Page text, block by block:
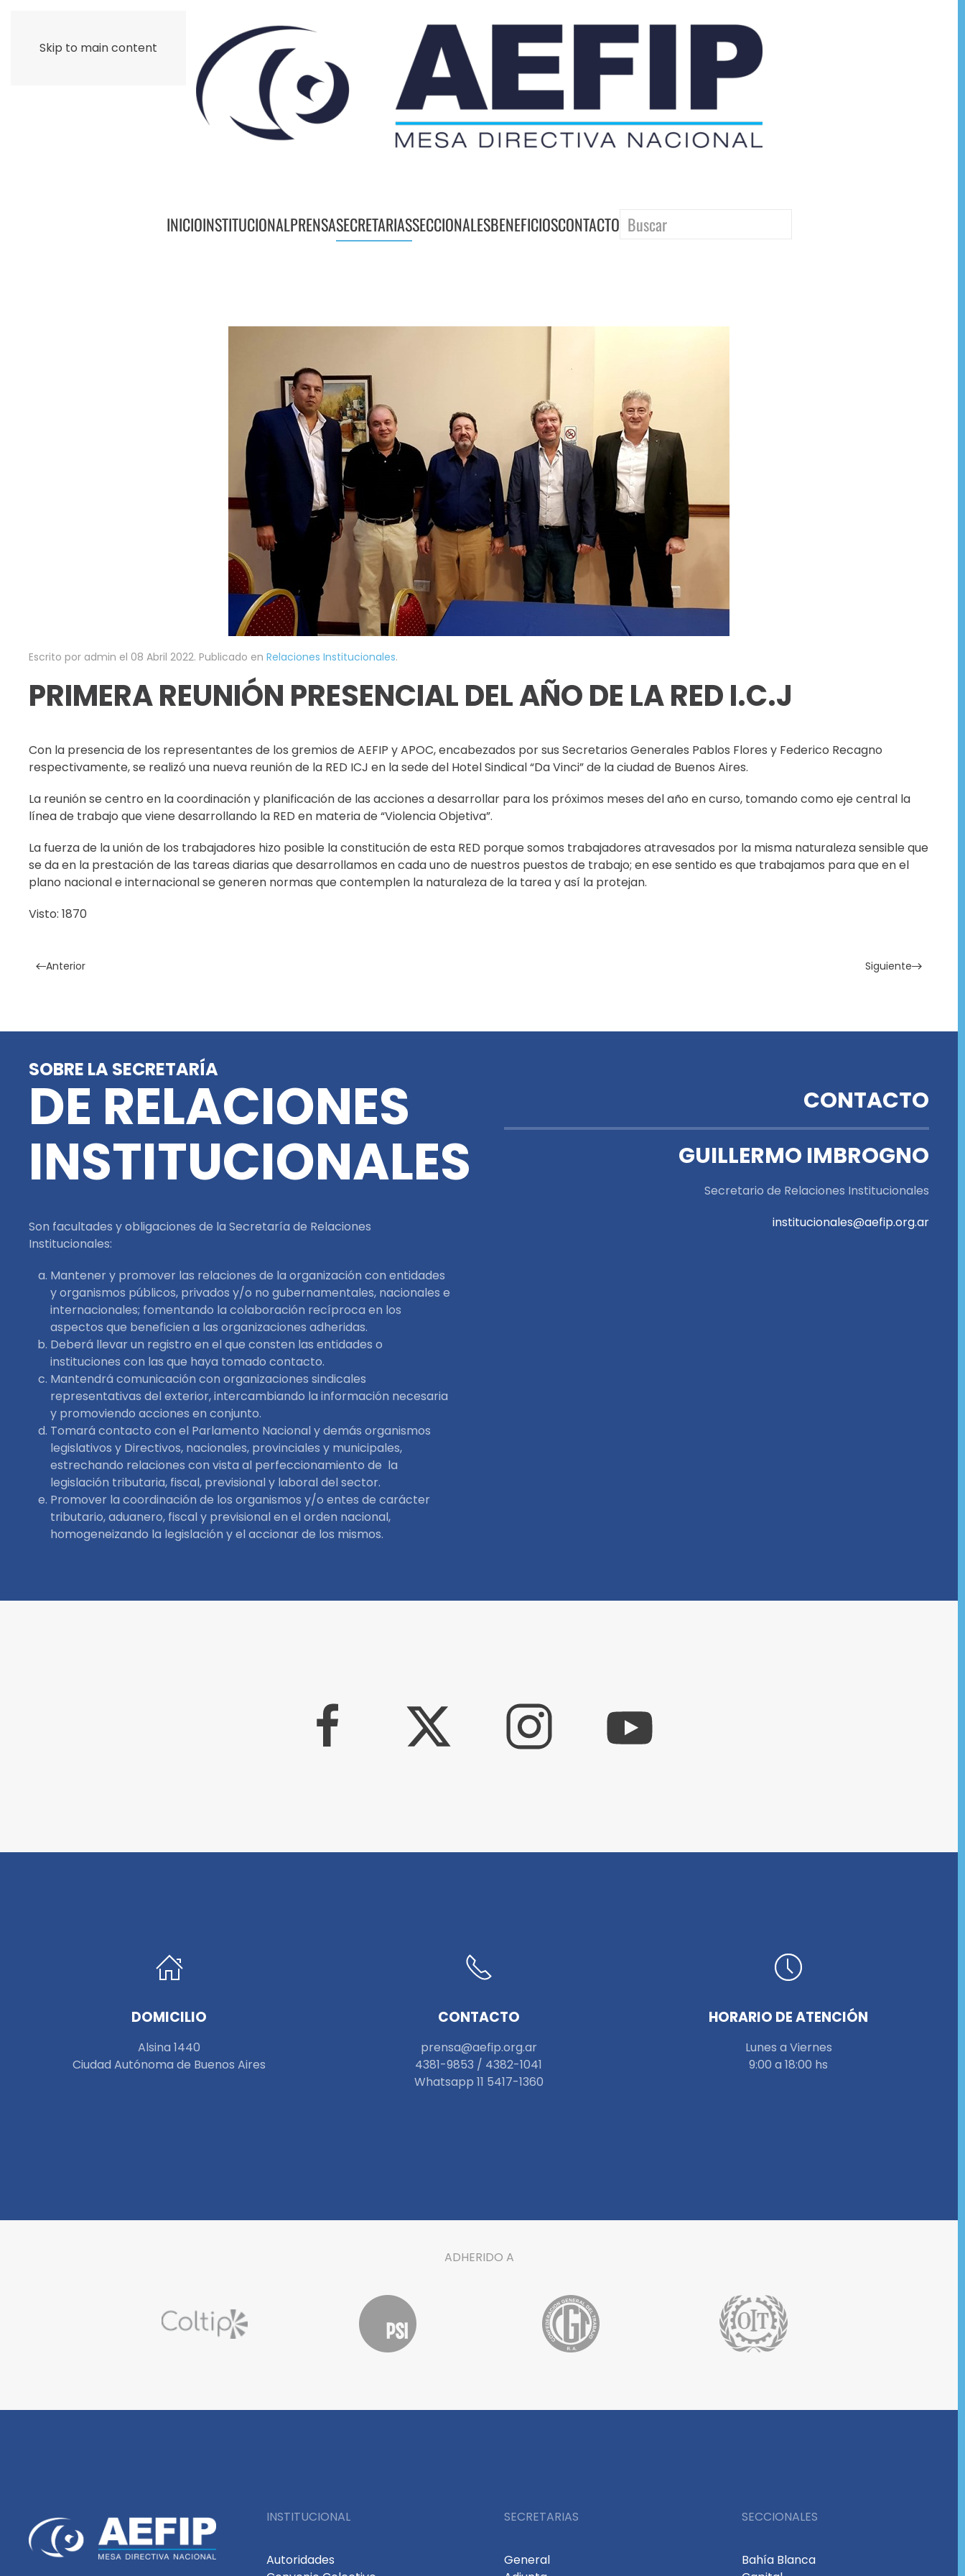
Skip to main content
INICIOINSTITUCIONALPRENSASECRETARIASSECCIONALESBENEFICIOSCONTACTO
Escrito por admin el 08 Abril 2022. Publicado en Relaciones Institucionales.
PRIMERA REUNIÓN PRESENCIAL DEL AÑO DE LA RED I.C.J
Con la presencia de los representantes de los gremios de AEFIP y APOC, encabezados por sus Secretarios Generales Pablos Flores y Federico Recagno
respectivamente, se realizó una nueva reunión de la RED ICJ en la sede del Hotel Sindical “Da Vinci” de la ciudad de Buenos Aires.
La reunión se centro en la coordinación y planificación de las acciones a desarrollar para los próximos meses del año en curso, tomando como eje central la
línea de trabajo que viene desarrollando la RED en materia de “Violencia Objetiva”.
La fuerza de la unión de los trabajadores hizo posible la constitución de esta RED porque somos trabajadores atravesados por la misma naturaleza sensible que
se da en la prestación de las tareas diarias que desarrollamos en cada uno de nuestros puestos de trabajo; en ese sentido es que trabajamos para que en el
plano nacional e internacional se generen normas que contemplen la naturaleza de la tarea y así la protejan.
Visto: 1870
Anterior Siguiente
SOBRE LA SECRETARÍA
DE RELACIONES
INSTITUCIONALES
Son facultades y obligaciones de la Secretaría de Relaciones
Institucionales:
Mantener y promover las relaciones de la organización con entidades
y organismos públicos, privados y/o no gubernamentales, nacionales e
internacionales; fomentando la colaboración recíproca en los
aspectos que beneficien a las organizaciones adheridas.
Deberá llevar un registro en el que consten las entidades o
instituciones con las que haya tomado contacto.
Mantendrá comunicación con organizaciones sindicales
representativas del exterior, intercambiando la información necesaria
y promoviendo acciones en conjunto.
Tomará contacto con el Parlamento Nacional y demás organismos
legislativos y Directivos, nacionales, provinciales y municipales,
estrechando relaciones con vista al perfeccionamiento de la
legislación tributaria, fiscal, previsional y laboral del sector.
Promover la coordinación de los organismos y/o entes de carácter
tributario, aduanero, fiscal y previsional en el orden nacional,
homogeneizando la legislación y el accionar de los mismos.
CONTACTO
GUILLERMO IMBROGNO
Secretario de Relaciones Institucionales
institucionales@aefip.org.ar
DOMICILIO
Alsina 1440
Ciudad Autónoma de Buenos Aires
CONTACTO
prensa@aefip.org.ar
4381-9853 / 4382-1041
Whatsapp 11 5417-1360
HORARIO DE ATENCIÓN
Lunes a Viernes
9:00 a 18:00 hs
ADHERIDO A
INSTITUCIONAL
Autoridades
SECRETARIAS
General
SECCIONALES
Bahía Blanca